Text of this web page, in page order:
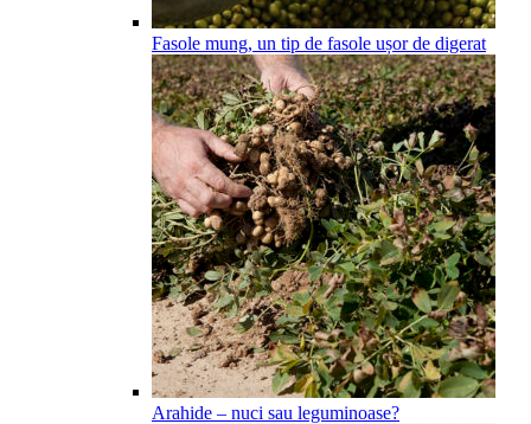
Fasole mung, un tip de fasole ușor de digerat
Arahide – nuci sau leguminoase?